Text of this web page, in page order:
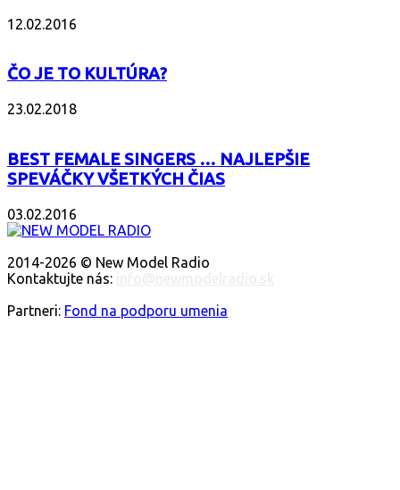
12.02.2016
ČO JE TO KULTÚRA?
23.02.2018
BEST FEMALE SINGERS … NAJLEPŠIE
SPEVÁČKY VŠETKÝCH ČIAS
03.02.2016
2014-2026 © New Model Radio
Kontaktujte nás:
Partneri: Fond na podporu umenia